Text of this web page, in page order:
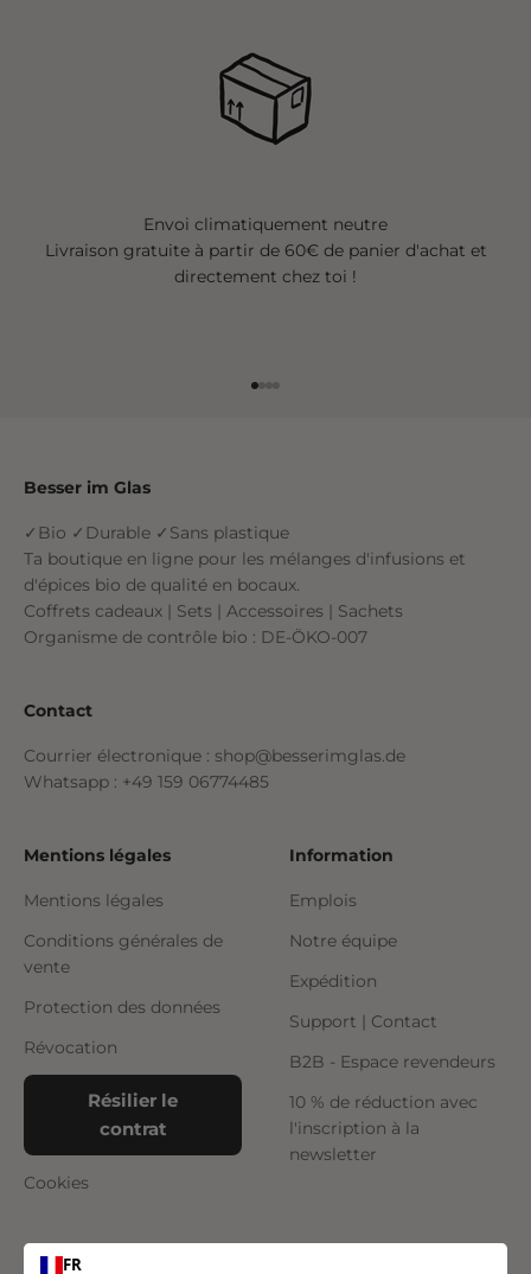
Envoi climatiquement neutre
Livraison gratuite à partir de 60€ de panier d'achat et
directement chez toi !
Besser im Glas
✓Bio ✓Durable ✓Sans plastique
Ta boutique en ligne pour les mélanges d'infusions et
d'épices bio de qualité en bocaux.
Coffrets cadeaux | Sets | Accessoires | Sachets
Organisme de contrôle bio : DE-ÖKO-007
Contact
Courrier électronique : shop@besserimglas.de
Whatsapp : +49 159 06774485
Mentions légales
Mentions légales
Conditions générales de
vente
Protection des données
Révocation
Résilier le
contrat
Cookies
Information
Emplois
Notre équipe
Expédition
Support | Contact
B2B - Espace revendeurs
10 % de réduction avec
l'inscription à la
newsletter
FR